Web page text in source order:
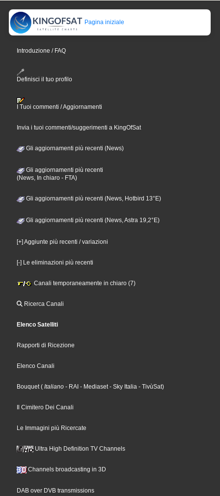
Pagina iniziale
Introduzione / FAQ
Definisci il tuo profilo
I Tuoi commenti / Aggiornamenti
Invia i tuoi commenti/suggerimenti a KingOfSat
Gli aggiornamenti più recenti (News)
Gli aggiornamenti più recenti
(News, In chiaro - FTA)
Gli aggiornamenti più recenti (News, Hotbird 13°E)
Gli aggiornamenti più recenti (News, Astra 19,2°E)
[+] Aggiunte più recenti / variazioni
[-] Le eliminazioni più recenti
Canali temporaneamente in chiaro (7)
Ricerca Canali
Elenco Satelliti
Rapporti di Ricezione
Elenco Canali
Bouquet ( Italiano - RAI - Mediaset - Sky Italia - TivùSat)
Il Cimitero Dei Canali
Le Immagini più Ricercate
Ultra High Definition TV Channels
Channels broadcasting in 3D
DAB over DVB transmissions